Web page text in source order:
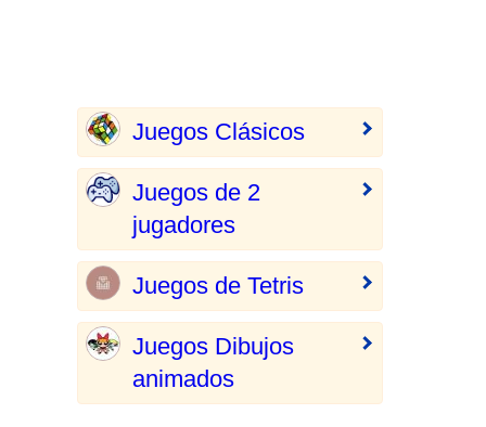
Juegos Clásicos
Juegos de 2
jugadores
Juegos de Tetris
Juegos Dibujos
animados